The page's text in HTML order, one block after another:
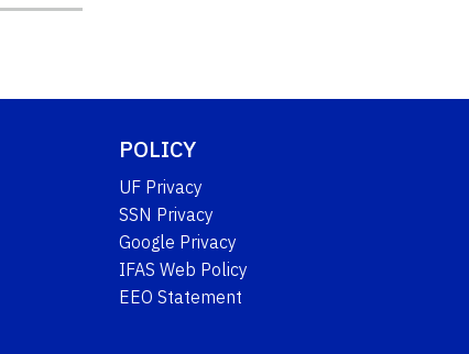
POLICY
UF Privacy
SSN Privacy
Google Privacy
IFAS Web Policy
EEO Statement